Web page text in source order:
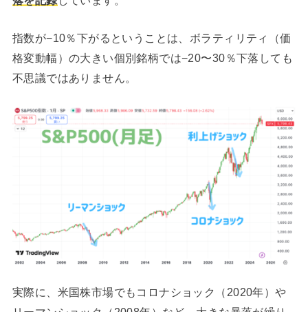
指数が−10％下がるということは、ボラティリティ（価
格変動幅）の大きい個別銘柄では−20〜30％下落しても
不思議ではありません。
実際に、米国株市場でもコロナショック（2020年）や